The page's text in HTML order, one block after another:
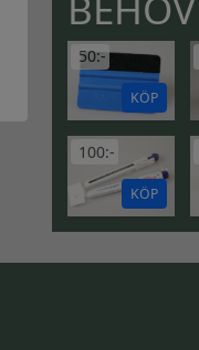
50:-
KÖP
100:-
KÖP